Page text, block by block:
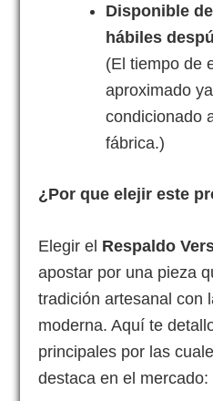
Disponible
hábiles
(El tiempo de
aproximado
condicionado
fábrica.)
¿Por que elejir este
Elegir el Respaldo
apostar por una pieza
tradición artesanal con
moderna. Aquí te
principales por las
destaca en el mercado: